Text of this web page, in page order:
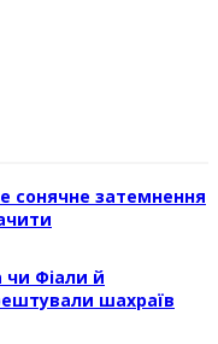
сонячне затемнення
Фіали й
шахраїв